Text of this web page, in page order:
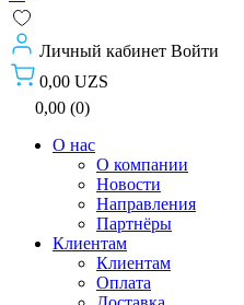
Личный кабинет Войти
0,00 UZS
0,00 (0)
О нас
О компании
Новости
Направления
Партнёры
Клиентам
Клиентам
Оплата